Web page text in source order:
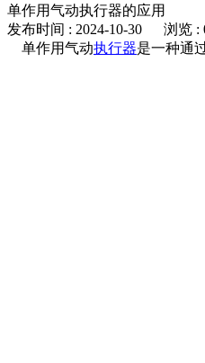
单作用气动执行器的应用
发布时间 : 2024-10-30 浏览 :
单作用气动执行器是一种通